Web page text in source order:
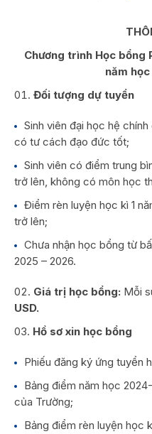
Chương trình Học bổng
năm
Đối tượng dự tuyển
Sinh viên đại học hệ chính
có tư cách đạo đức tốt;
Sinh viên có điểm trung
trở lên, không có môn học
Điểm rèn luyện học kì 1
trở lên;
Chưa nhận học bổng từ
2025 – 2026.
Giá trị học bổng: Mỗi
USD.
Hồ sơ xin học bổng
Phiếu đăng ký ứng tuyển
Bảng điểm năm học
của Trường;
Bảng điểm rèn luyện học